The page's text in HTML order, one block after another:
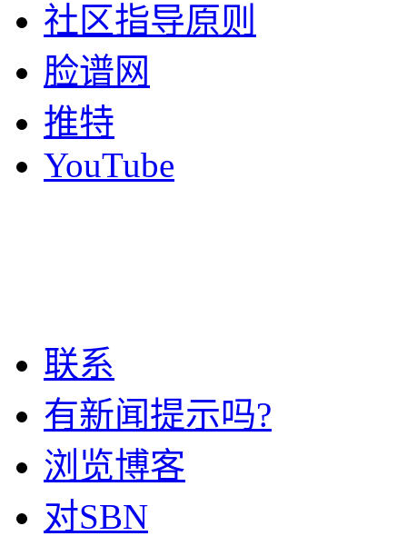
社区指导原则
脸谱网
推特
YouTube
联系
有新闻提示吗?
浏览博客
对SBN